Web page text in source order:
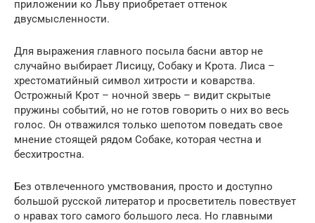
приложении ко Льву приобретает оттенок
двусмысленности.
Для выражения главного посыла басни автор не
случайно выбирает Лисицу, Собаку и Крота. Лиса –
хрестоматийный символ хитрости и коварства.
Острожный Крот – ночной зверь – видит скрытые
пружины событий, но не готов говорить о них во весь
голос. Он отважился только шепотом поведать свое
мнение стоящей рядом Собаке, которая честна и
бесхитростна.
Без отвлеченного умствования, просто и доступно
большой русской литератор и просветитель повествует
о нравах того самого большого леса. Но главными